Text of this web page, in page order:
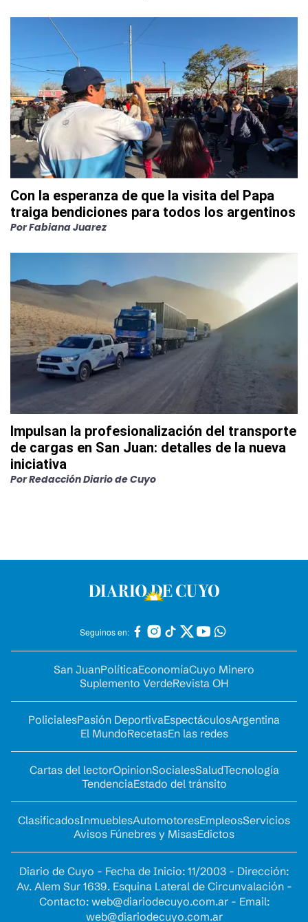
Con la esperanza de que la visita del Papa
traiga bendiciones para todos los argentinos
PorFabiana Juarez
Impulsan la profesionalización del transporte
de cargas en San Juan: detalles de la nueva
iniciativa
PorRedacción Diario de Cuyo
Seguinos en:
San JuanPolíticaEconomíaCuyo Minero
Suplemento VerdeRevista OH
PolicialesPasión DeportivaEspectáculosArgentina
El MundoRecetasEn las redes
Cartas del lectorOpinionSocialesSaludTecnología
TendenciaEstado del tránsito
ClasificadosInmueblesAutomotoresEmpleosServicios
Avisos Fúnebres y MisasEdictos
Diario de Cuyo - Fecha de Inicio: 11/2003 - Dirección:
Av. Alem Sur 1639. Esquina Lateral de Circunvalación -
Contacto: web@diariodecuyo.com.ar- Email:
web@diariodecuyo.com.ar